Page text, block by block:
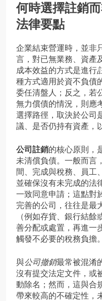
何時選擇註銷
法律要點
企業結束營運時，並非
言，對已無業務、資產
成本效益的方式是進行
種方式適用於資不負債
委任清盤人；反之，若
無力償債的情況，則應
選擇路徑，取決於公司
議、是否仍持有資產，
公司註銷的核心原則，
未清償負債。一般而言
間、完成與稅務、員工
並確保沒有未完成的法
一致同意申請；這點對
完善的公司，往往是最
（例如存貨、銀行結
善分配或處置，再進一
觸發不必要的稅務負擔。
與公司撤銷最常被混淆
沒有提交法定文件，或
動除名；然而，這與合
帶來較高的不確定性，